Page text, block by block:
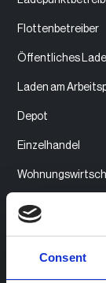
Consent
Flottenbetreiber
Öffentliches
Laden am
Depot
Einzelhandel
Produktübersicht